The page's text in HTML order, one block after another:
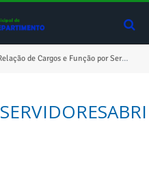
de Cargos e Função por Servidor